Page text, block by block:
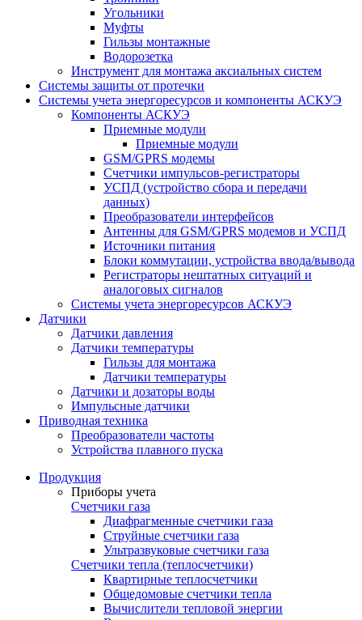
Угольники
Муфты
Гильзы монтажные
Водорозетка
Инструмент для монтажа аксиальных систем
Системы защиты от протечки
Системы учета энергоресурсов и компоненты АСКУЭ
Компоненты АСКУЭ
Приемные модули
Приемные модули
GSM/GPRS модемы
Счетчики импульсов-регистраторы
УСПД (устройство сбора и передачи
данных)
Преобразователи интерфейсов
Антенны для GSM/GPRS модемов и УСПД
Источники питания
Блоки коммутации, устройства ввода/вывода
Регистраторы нештатных ситуаций и
аналоговых сигналов
Системы учета энергоресурсов АСКУЭ
Датчики
Датчики давления
Датчики температуры
Гильзы для монтажа
Датчики температуры
Датчики и дозаторы воды
Импульсные датчики
Приводная техника
Преобразователи частоты
Устройства плавного пуска
Продукция
Приборы учета
Счетчики газа
Диафрагменные счетчики газа
Струйные счетчики газа
Ультразвуковые счетчики газа
Счетчики тепла (теплосчетчики)
Квартирные теплосчетчики
Общедомовые счетчики тепла
Вычислители тепловой энергии